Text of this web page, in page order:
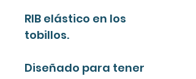
RIB elástico en los
tobillos.
Diseñado para tener